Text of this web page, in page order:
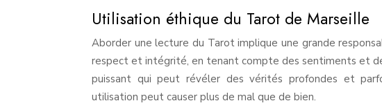
Utilisation éthique du Tarot de Marseille
Aborder une lecture du Tarot implique une grande
respect et intégrité, en tenant compte des sentiments et
puissant qui peut révéler des vérités profondes et
utilisation peut causer plus de mal que de bien.